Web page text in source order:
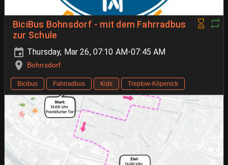
BiciBus Bohnsdorf - mit dem Fahrradbus
zur Schule
Thursday, Mar 26, 07:10 AM-07:45 AM
Bohnsdorf
Bicibus Fahrradbus Kids Treptow-Köpenick